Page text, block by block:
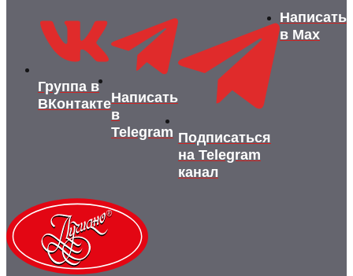
Группа в
ВКонтактеНаписать
в
Telegram Подписаться
на Telegram
канал
Написать
в Max